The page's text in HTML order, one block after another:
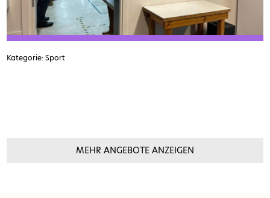
Kategorie: Sport
MEHR ANGEBOTE ANZEIGEN